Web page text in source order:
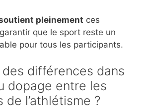
pleinement ces
que le sport reste un
pour tous les participants.
différences dans
dopage entre les
de l’athlétisme ?